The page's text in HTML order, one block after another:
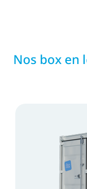
Nos box en